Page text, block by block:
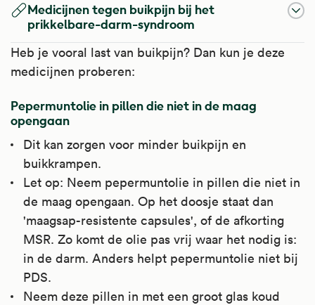
Loperamide maakt diarree minder. Het wordt
gebruikt bij acute diarree en bij chronische
diarree. Het wordt soms gebruikt bij het
prikkelbaredarmsyndroom met veel
diarreeklachten.
Kijk voor meer informatie op
Apotheek.nl
.
Medicijnen tegen buikpijn bij het
prikkelbare-darm-syndroom
Heb je vooral last van buikpijn? Dan kun je deze
medicijnen proberen:
Pepermuntolie in pillen die niet in de maag
opengaan
Dit kan zorgen voor minder buikpijn en
buikkrampen.
Let op: Neem pepermuntolie in pillen die niet in
de maag opengaan. Op het doosje staat dan
'maagsap-resistente capsules', of de afkorting
MSR. Zo komt de olie pas vrij waar het nodig is:
in de darm. Anders helpt pepermuntolie niet bij
PDS.
Neem deze pillen in met een groot glas koud